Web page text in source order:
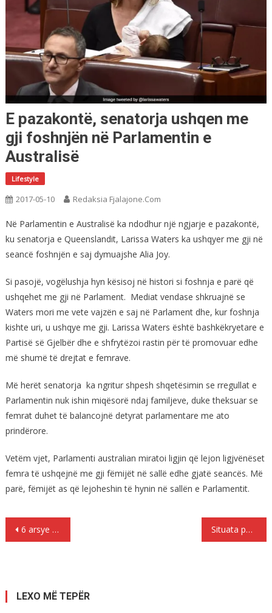
E pazakontë, senatorja ushqen me
gji foshnjën në Parlamentin e
Australisë
Lifestyle
2017-05-10 Redaksia Fjalajone.com
Në Parlamentin e Australisë ka ndodhur një ngjarje e pazakontë,
ku senatorja e Queenslandit, Larissa Waters ka ushqyer me gji në
seancë foshnjën e saj dymuajshe Alia Joy.
Si pasojë, vogëlushja hyn kësisoj në histori si foshnja e parë që
ushqehet me gji në Parlament. Mediat vendase shkruajnë se
Waters mori me vete vajzën e saj në Parlament dhe, kur foshnja
kishte uri, u ushqye me gji. Larissa Waters është bashkëkryetare e
Partisë së Gjelbër dhe e shfrytëzoi rastin për të promovuar edhe
më shumë të drejtat e femrave.
Më herët senatorja ka ngritur shpesh shqetësimin se rregullat e
Parlamentin nuk ishin miqësorë ndaj familjeve, duke theksuar se
femrat duhet të balancojnë detyrat parlamentare me ato
prindërore.
Vetëm vjet, Parlamenti australian miratoi ligjin që lejon ligjvënëset
femra të ushqejnë me gji fëmijët në sallë edhe gjatë seancës. Më
parë, fëmijët as që lejoheshin të hynin në sallën e Parlamentit.
Lëvizje
6 arsye për të mësuar gjuhën franceze Situata politike, Vlahutin mbledhje me ambasadorët e Bashkimit Evropian
LEXO MË TEPËR